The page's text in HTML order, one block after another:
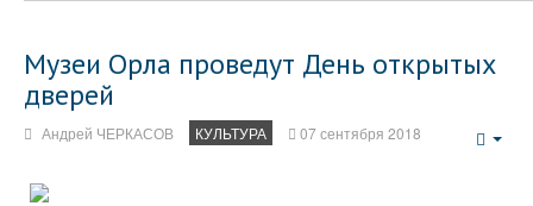
Музеи Орла проведут День открытых
дверей
Андрей ЧЕРКАСОВ КУЛЬТУРА 07 сентября 2018